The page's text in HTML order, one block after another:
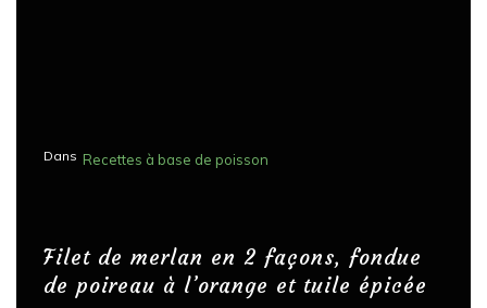
Dans Recettes à base de poisson
Filet de merlan en 2 façons, fondue
de poireau à l’orange et tuile épicée